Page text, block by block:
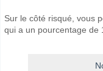
Sur le côté risqué, vous
qui a un pourcentage de